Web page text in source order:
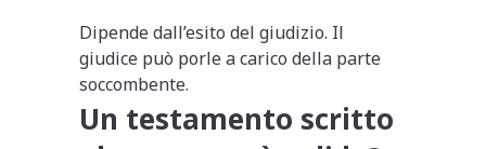
Dipende dall’esito del giudizio. Il
giudice può porle a carico della parte
soccombente.
Un testamento scritto